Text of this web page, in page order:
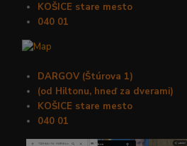
KOŠICE stare mesto
040 01
DARGOV (Štúrova 1)
(od Hiltonu, hneď za dverami)
KOŠICE stare mesto
040 01